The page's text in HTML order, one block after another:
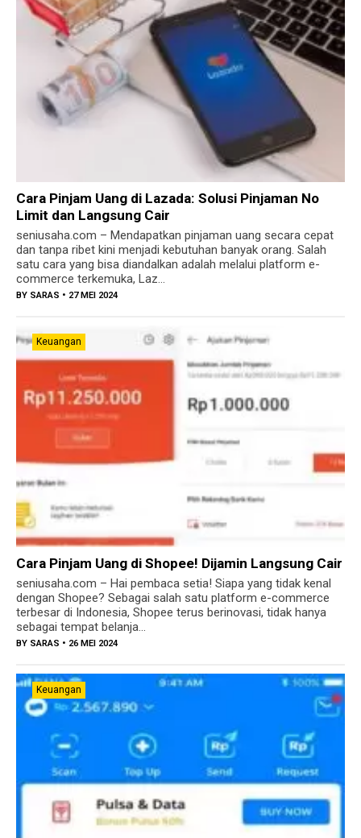
Cara Pinjam Uang di Lazada: Solusi Pinjaman No
Limit dan Langsung Cair
seniusaha.com – Mendapatkan pinjaman uang secara cepat
dan tanpa ribet kini menjadi kebutuhan banyak orang. Salah
satu cara yang bisa diandalkan adalah melalui platform e-
commerce terkemuka, Laz...
BY SARAS • 27 MEI 2024
Keuangan
Cara Pinjam Uang di Shopee! Dijamin Langsung Cair
seniusaha.com – Hai pembaca setia! Siapa yang tidak kenal
dengan Shopee? Sebagai salah satu platform e-commerce
terbesar di Indonesia, Shopee terus berinovasi, tidak hanya
sebagai tempat belanja...
BY SARAS • 26 MEI 2024
Keuangan